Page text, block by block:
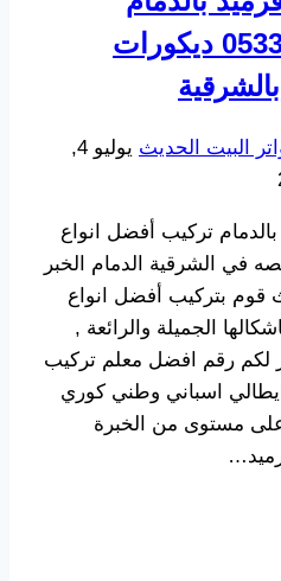
جوال:0533038309 ديكورات
البيت الحديث
يوليو 4,
تركيب أفضل انواع
في الشرقية الدمام الخبر
بتركيب أفضل انواع
الجميلة والرائعة ,
لكم رقم افضل معلم تركيب
ايطالي اسباني وطني كوري
مستوى من الخبرة